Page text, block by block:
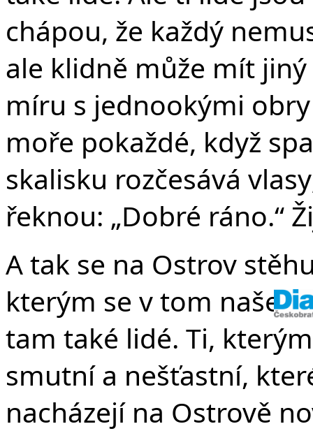
v
chápou, že každý
ale klidně může mít
míru s jednookými
moře pokaždé, když
skalisku rozčesává
řeknou: „Dobré ráno.“
A tak se na Ostrov
kterým se v tom
tam také lidé. Ti,
smutní a nešťastní,
nacházejí na Ostrově